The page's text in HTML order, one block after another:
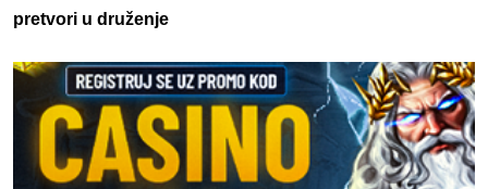
pretvori u druženje